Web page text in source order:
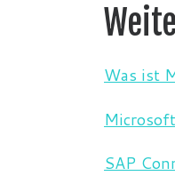
Was ist
SAP